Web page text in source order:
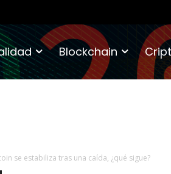
Blockchain
se estabiliza tras una caída, ¿qué sigue?